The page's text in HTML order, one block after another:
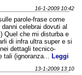
16-1-2009 10:42
parole-frase come
celebrai dovuti al
Quel che mi disturba e
di infra ultra super e si
dettagli tecnico-
tali (ignoranza...
Leggi
13-1-2009 13:10